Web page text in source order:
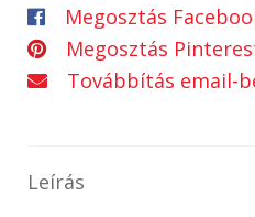
Megosztás
Megosztás
Továbbítás email-
Leírás